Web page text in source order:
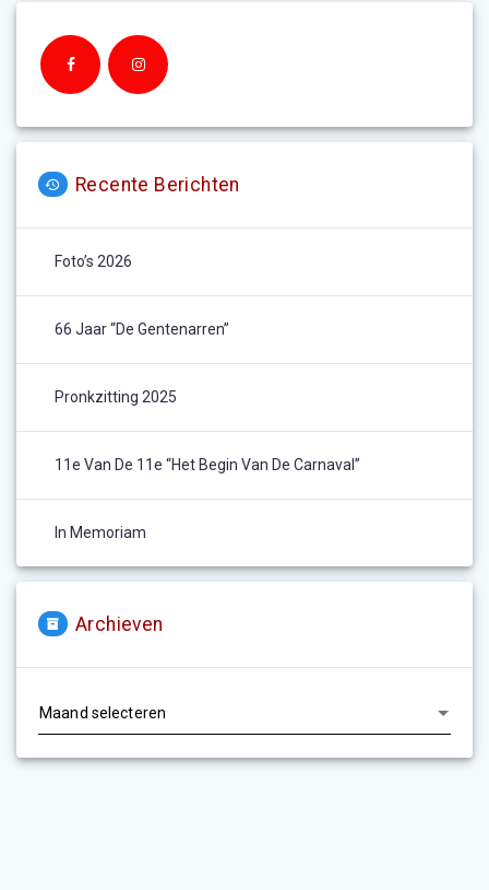
Recente Berichten
Foto’s 2026
66 Jaar “De Gentenarren”
Pronkzitting 2025
11e Van De 11e “het Begin Van De Carnaval”
In Memoriam
Archieven